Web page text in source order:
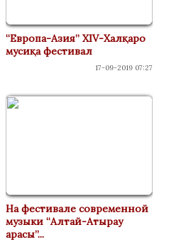
“Европа-Азия” XIV-Халқаро
мусиқа фестивал
17-09-2019 07:27
На фестивале современной
музыки “Алтай-Атырау
арасы”...